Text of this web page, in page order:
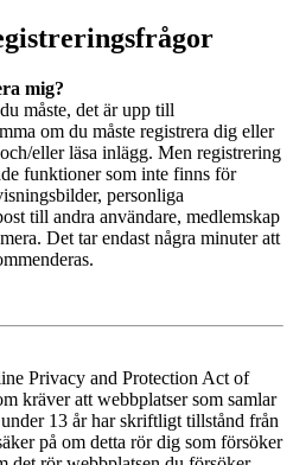
mig?
måste, det är upp till
om du måste registrera dig eller
eller läsa inlägg. Men registrering
funktioner som inte finns för
personliga
till andra användare, medlemskap
Det tar endast några minuter att
Privacy and Protection Act of
kräver att webbplatser som samlar
13 år har skriftligt tillstånd från
på om detta rör dig som försöker